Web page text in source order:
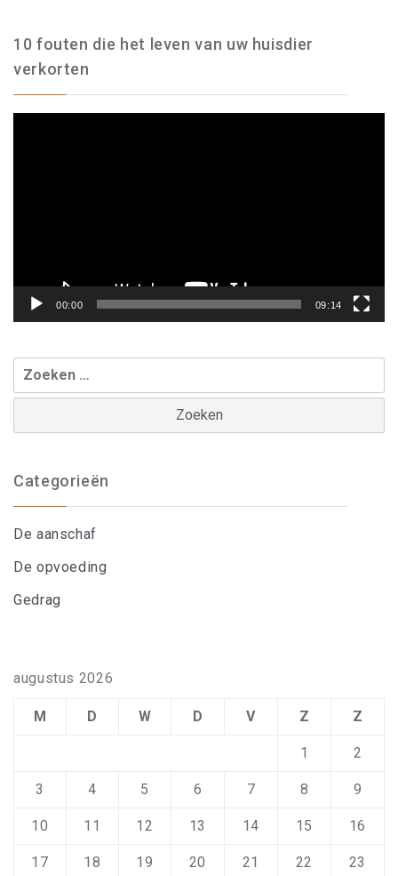
10 fouten die het leven van uw huisdier
verkorten
00:00 09:14
Zoeken
naar:
Categorieën
De aanschaf
De opvoeding
Gedrag
augustus 2026
M D W D V Z Z
1 2
3 4 5 6 7 8 9
10 11 12 13 14 15 16
17 18 19 20 21 22 23